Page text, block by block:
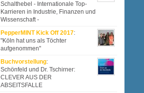
Schalthebel - Internationale Top-
Karrieren in Industrie, Finanzen und
Wissenschaft -
PepperMINT Kick Off 2017:
"Köln hat uns als Töchter
aufgenommen"
Buchvorstellung:
Schönfeld und Dr. Tschirner:
CLEVER AUS DER
ABSEITSFALLE